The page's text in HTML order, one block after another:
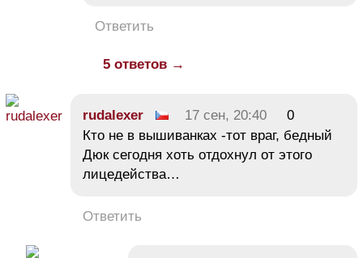
Ответить
5 ответов →
rudalexer 17 сен, 20:40
0
Кто не в вышиванках -тот враг, бедный
Дюк сегодня хоть отдохнул от этого
лицедейства…
Ответить